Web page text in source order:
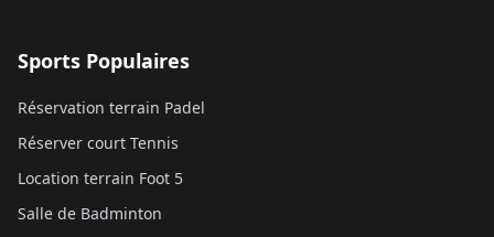
Sports Populaires
Réservation terrain Padel
Réserver court Tennis
Location terrain Foot 5
Salle de Badminton